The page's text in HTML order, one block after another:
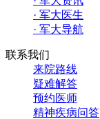
· 军大医生
· 军大导航
联系我们
来院路线
疑难解答
预约医师
精神疾病问答